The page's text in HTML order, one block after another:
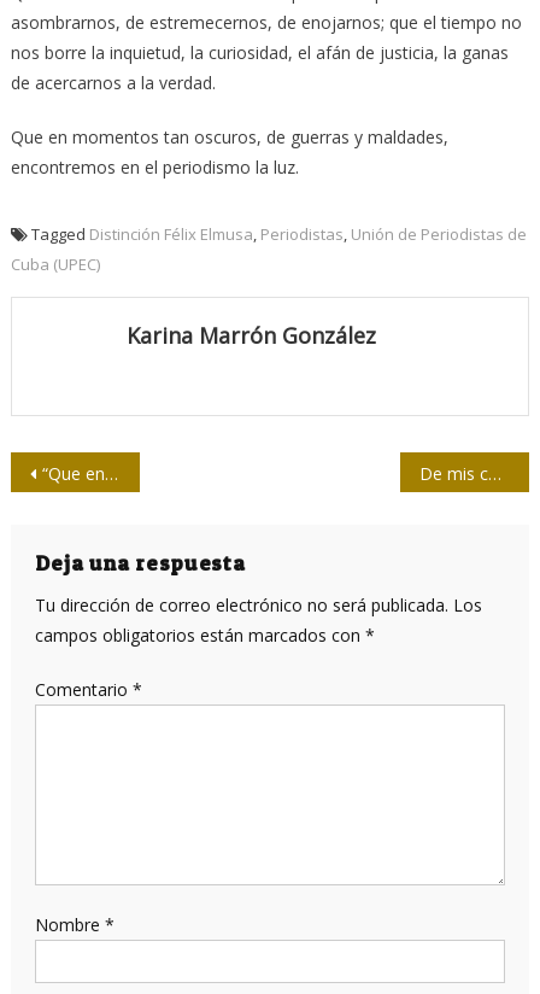
asombrarnos, de estremecernos, de enojarnos; que el tiempo no
nos borre la inquietud, la curiosidad, el afán de justicia, la ganas
de acercarnos a la verdad.
Que en momentos tan oscuros, de guerras y maldades,
encontremos en el periodismo la luz.
Tagged Distinción Félix Elmusa Periodistas Unión de Periodistas de
Cuba (UPEC)
Karina Marrón González
Navegación
entradas
“Que encontremos en el periodismo la luz” De mis colegas inolvidables
Deja una respuesta
Tu dirección de correo electrónico no será publicada. Los
campos obligatorios están marcados con *
Comentario *
Nombre *